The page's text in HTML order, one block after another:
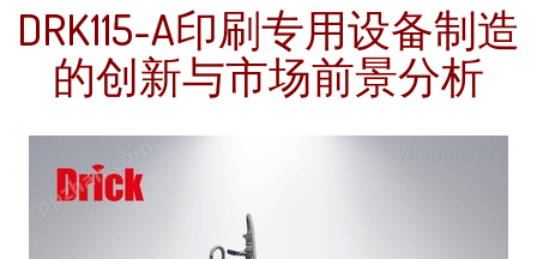
DRK115-A印刷专用设备制造
的创新与市场前景分析